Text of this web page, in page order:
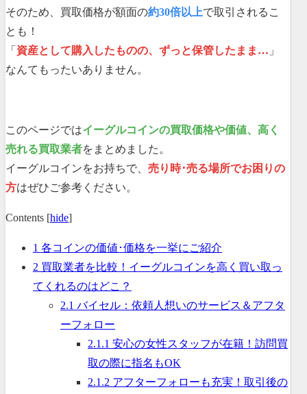
そのため、買取価格が額面の約30倍以上で取引されるこ
とも！
「 資産として購入したものの、ずっと保管したまま… 」
なんてもったいありません。
このページではイーグルコインの買取価格や価値、高く
売れる買取業者をまとめました。
イーグルコインをお持ちで、 売り時･売る場所でお困りの
方はぜひご参考ください。
Contents [hide]
1 各コインの価値･価格を一挙にご紹介
2 買取業者を比較！イーグルコインを高く買い取っ
てくれるのはどこ？
2.1 バイセル：依頼人想いのサービス＆アフタ
ーフォロー
2.1.1 安心の女性スタッフが在籍！訪問買
取の際に指名もOK
2.1.2 アフターフォローも充実！取引後の